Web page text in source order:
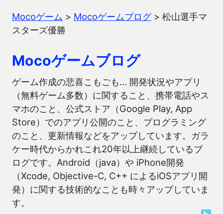
Mocoゲーム > Mocoゲームブログ> 松山選手マ
スターズ優勝
Mocoゲームブログ
ゲーム作成の悲喜こもごも… 開発状況やアプリ
（無料ゲーム多数）に関すること、携帯電話やス
マホのこと、公式ストア（Google Play, App
Store）でのアプリ公開のこと、プログラミング
のこと、更新情報などをアップしています。ガラ
ケー時代からかれこれ20年以上継続しているブ
ログです。Android（java）や iPhone開発
（Xcode, Objective-C, C++ によるiOSアプリ開
発）に関する技術的なことも時々アップしていま
す。